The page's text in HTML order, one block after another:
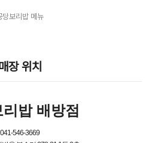
당보리밥 메뉴
장 위치